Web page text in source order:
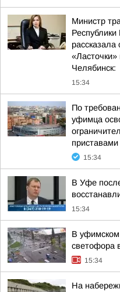
Министр
рассказала
Челябинск:
15:34
По
уфимца
приставами
15:34
В Уфе
15:34
В
светофора
15:34
На